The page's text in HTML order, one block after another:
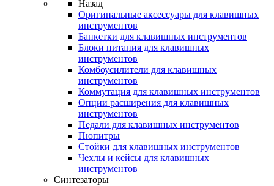
Назад
Оригинальные аксессуары для клавишных
инструментов
Банкетки для клавишных инструментов
Блоки питания для клавишных
инструментов
Комбоусилители для клавишных
инструментов
Коммутация для клавишных инструментов
Опции расширения для клавишных
инструментов
Педали для клавишных инструментов
Пюпитры
Стойки для клавишных инструментов
Чехлы и кейсы для клавишных
инструментов
Синтезаторы